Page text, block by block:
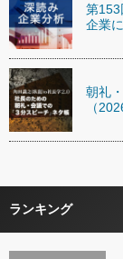
第153
企業
朝礼
（
ランキング